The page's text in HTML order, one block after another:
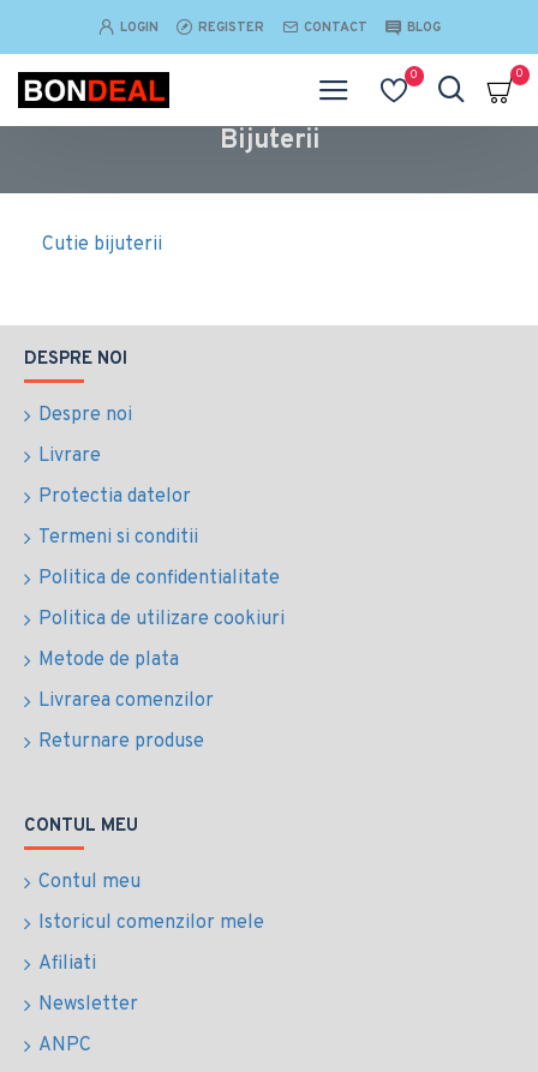
LOGIN REGISTER CONTACT BLOG
0 0
Bijuterii
Cutie bijuterii
DESPRE NOI
Despre noi
Livrare
Protectia datelor
Termeni si conditii
Politica de confidentialitate
Politica de utilizare cookiuri
Metode de plata
Livrarea comenzilor
Returnare produse
CONTUL MEU
Contul meu
Istoricul comenzilor mele
Afiliati
Newsletter
ANPC